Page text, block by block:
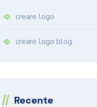
creare logo
creare logo blog
Recente